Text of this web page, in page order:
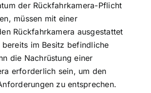
der Rückfahrkamera-Pflicht
müssen mit einer
Rückfahrkamera ausgestattet
im Besitz befindliche
die Nachrüstung einer
erforderlich sein, um den
zu entsprechen.